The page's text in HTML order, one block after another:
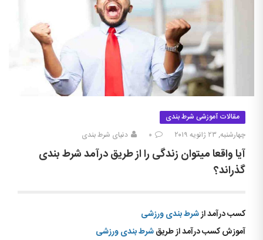
مقالات آموزشی شرط بندی
چهارشنبه, ۲۳ ژانویه ۲۰۱۹
۰ دنیای شرط بندی
آیا واقعا میتوان زندگی را از طریق درآمد شرط بندی
گذراند؟
کسب درآمد ازشرط بندیورزشی
آموزش کسب درآمد از طریقشرط بندیورزشی